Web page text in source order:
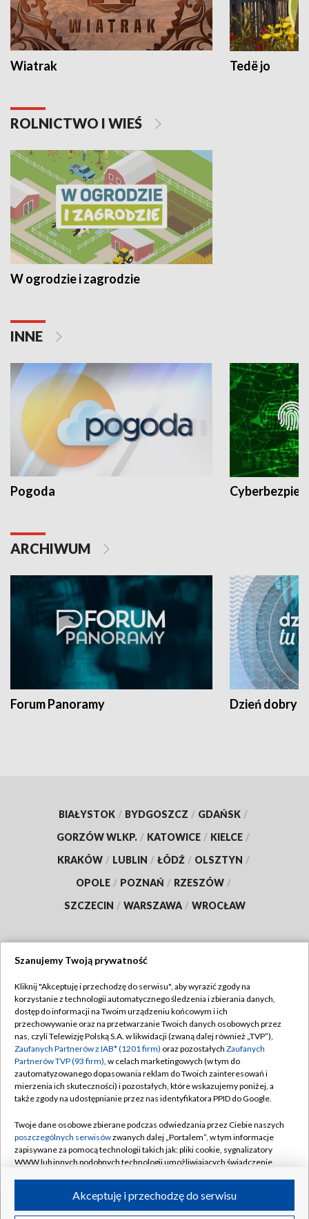
Wiatrak Tedë jo
ROLNICTWO I WIEŚ
W ogrodzie i zagrodzie
INNE
Pogoda
ARCHIWUM
Forum Panoramy Dzień dobry
BIAŁYSTOK / BYDGOSZCZ / GDAŃSK /
GORZÓW WLKP. / KATOWICE / KIELCE /
KRAKÓW / LUBLIN / ŁÓDŹ / OLSZTYN /
OPOLE / POZNAŃ / RZESZÓW /
SZCZECIN / WARSZAWA / WROCŁAW
TVP
Abonament TVP
Emisja w TVP
Centrum informacji TVP
Naziemna Telewizja Cyfrowa
Rada Programowa
System NOS
Informacje o nadawcy
Program dla prasy
Regulamin TVP
Polityka prywatności
Moje zgody
Pomoc
Kontakt
Kanały
©2026 Telewizja Polska S.A. w likwidacji
Szanujemy Twoją prywatność
Kliknij "Akceptuję i przechodzę do serwisu", aby wyrazić zgody na
korzystanie z technologii automatycznego śledzenia i zbierania danych,
dostęp do informacji na Twoim urządzeniu końcowym i ich
przechowywanie oraz na przetwarzanie Twoich danych osobowych przez
nas, czyli Telewizję Polską S.A. w likwidacji (zwaną dalej również „TVP”),
Zaufanych Partnerów z IAB* (1201 firm) oraz pozostałych Zaufanych
Partnerów TVP (93 firm), w celach marketingowych (w tym do
zautomatyzowanego dopasowania reklam do Twoich zainteresowań i
mierzenia ich skuteczności) i pozostałych, które wskazujemy poniżej, a
także zgody na udostępnianie przez nas identyfikatora PPID do Google.
Twoje dane osobowe zbierane podczas odwiedzania przez Ciebie naszych
poszczególnych serwisówzwanych dalej „Portalem”, w tym informacje
zapisywane za pomocą technologii takich jak: pliki cookie, sygnalizatory
WWW lub innych podobnych technologii umożliwiających świadczenie
ruchu w Internecie.Akceptuję i przechodzę do serwisu